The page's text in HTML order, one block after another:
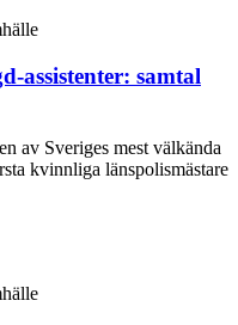
assistenter: samtal
av Sveriges mest välkända
kvinnliga länspolismästare